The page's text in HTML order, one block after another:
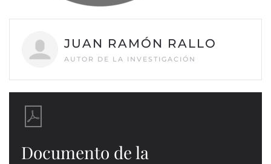
JUAN RAMÓN RALLO
AUTOR DE LA INVESTIGACIÓN
Documento de la